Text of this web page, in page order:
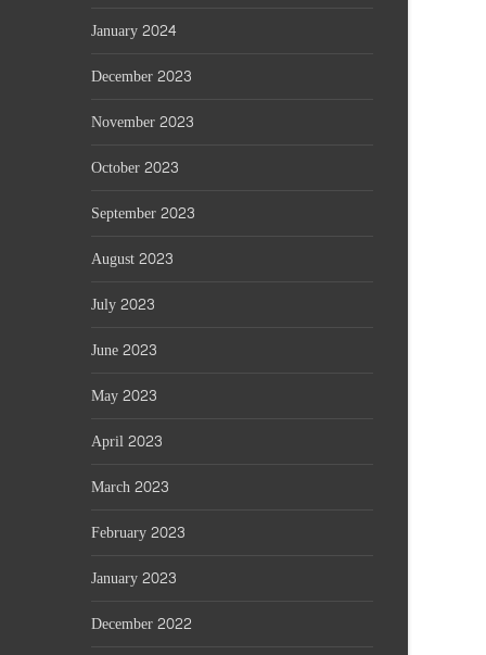
January 2024
December 2023
November 2023
October 2023
September 2023
August 2023
July 2023
June 2023
May 2023
April 2023
March 2023
February 2023
January 2023
December 2022